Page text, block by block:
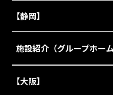
【静岡】
施設紹介（グループホーム
【大阪】